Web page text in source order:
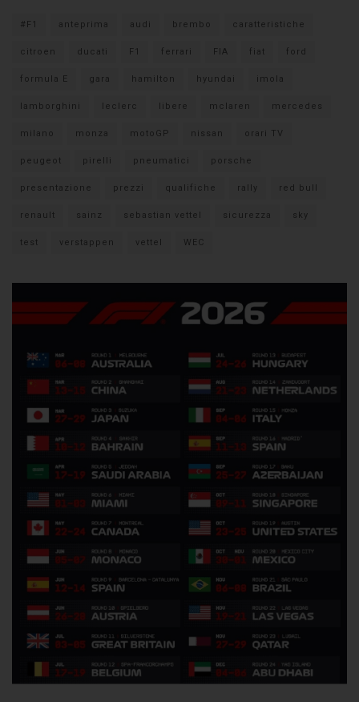
#F1 anteprima audi brembo caratteristiche
citroen ducati F1 ferrari FIA fiat ford
formula E gara hamilton hyundai imola
lamborghini leclerc libere mclaren mercedes
milano monza motoGP nissan orari TV
peugeot pirelli pneumatici porsche
presentazione prezzi qualifiche rally red bull
renault sainz sebastian vettel sicurezza sky
test verstappen vettel WEC